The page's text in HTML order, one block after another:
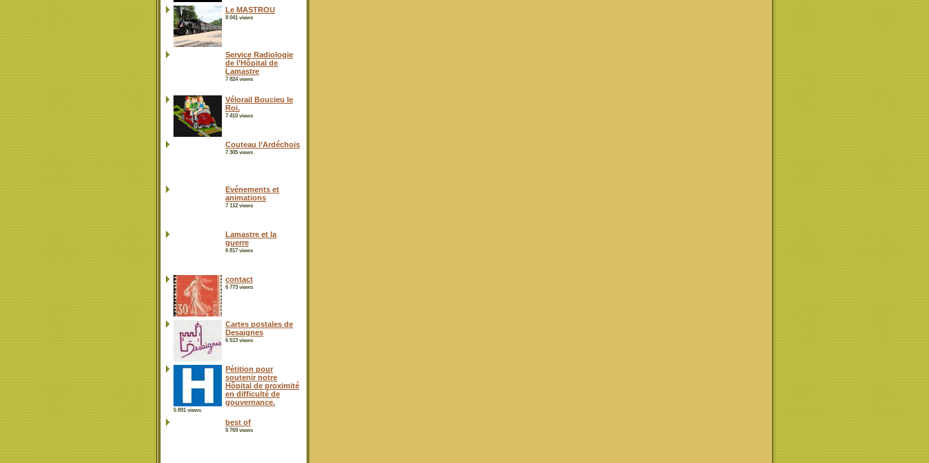
Le MASTROU
8 041 views
Service Radiologie
de l’Hôpital de
Lamastre
7 824 views
Vélorail Boucieu le
Roi.
7 410 views
Couteau l’Ardéchois
7 305 views
Evénements et
animations
7 112 views
Lamastre et la
guerre
6 817 views
contact
6 773 views
Cartes postales de
Desaignes
6 513 views
Pétition pour
soutenir notre
Hôpital de proximité
en difficulté de
gouvernance.
5 891 views
best of
5 769 views